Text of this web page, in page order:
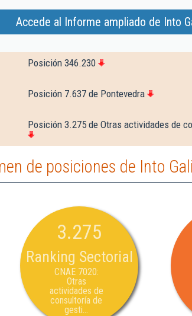
Accede al Informe ampliado de Into
Posición 346.230
Posición 7.637 de Pontevedra
Posición 3.275 de Otras actividades de
de posiciones de Into
3.275
Ranking Sectorial
CNAE 7020:
Otras
actividades de
consultoría de
gesti...